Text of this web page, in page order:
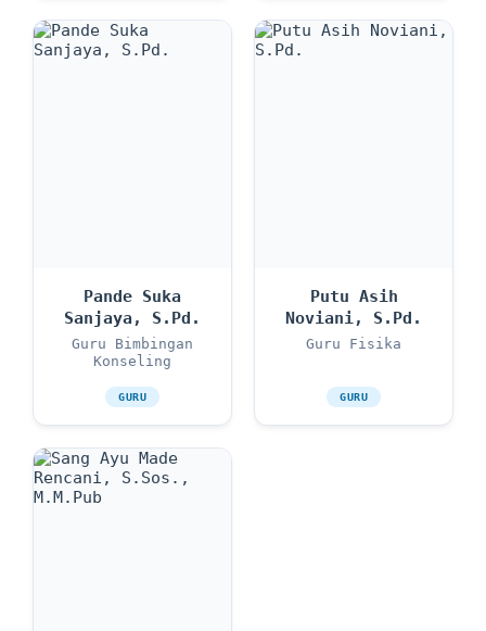
Pande Suka
Sanjaya, S.Pd.
Guru Bimbingan
Konseling
GURU
Putu Asih
Noviani, S.Pd.
Guru Fisika
GURU